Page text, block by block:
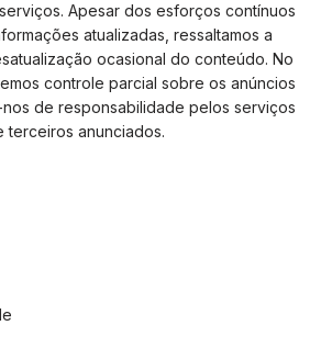
Apesar dos esforços contínuos
atualizadas, ressaltamos a
ocasional do conteúdo. No
controle parcial sobre os anúncios
de responsabilidade pelos serviços
terceiros anunciados.